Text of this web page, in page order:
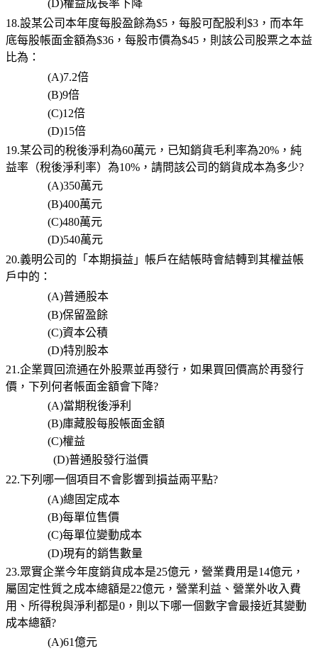
(D)權益成長率下降
18.設某公司本年度每股盈餘為$5 ，每股可配股利 $3 ，而本年
底每股帳面金額為$36 ，每股市價為$45 ，則該公司股票之本益
比為：
(A)7.2倍
(B)9倍
(C)12倍
(D)15倍
19.某公司的稅後淨利為60萬元，已知銷貨毛利率為20% ，純
益率（稅後淨利率）為10% ，請問該公司的銷貨成本為多少?
(A)350萬元
(B)400萬元
(C)480萬元
(D)540萬元
20.義明公司的「本期損益」帳戶在結帳時會結轉到其權益帳
戶中的：
(A)普通股本
(B)保留盈餘
(C)資本公積
(D)特別股本
21.企業買回流通在外股票並再發行，如果買回價高於再發行
價，下列何者帳面金額會下降?
(A)當期稅後淨利
(B)庫藏股每股帳面金額
(C)權益
(D)普通股發行溢價
22.下列哪一個項目不會影響到損益兩平點?
(A)總固定成本
(B)每單位售價
(C)每單位變動成本
(D)現有的銷售數量
23.眾實企業今年度銷貨成本是25億元，營業費用是14億元，
屬固定性質之成本總額是22億元，營業利益、營業外收入費
用、所得稅與淨利都是0 ，則以下哪一個數字會最接近其變動
成本總額?
(A)61億元